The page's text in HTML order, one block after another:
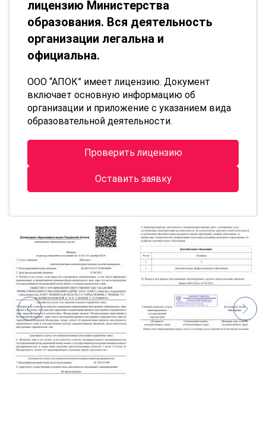
лицензию Министерства
образования. Вся деятельность
организации легальна и
официальна.
ООО “АПОК” имеет лицензию. Документ
включает основную информацию об
организации и приложение с указанием вида
образовательной деятельности.
Проверить лицензию
Оставить заявку